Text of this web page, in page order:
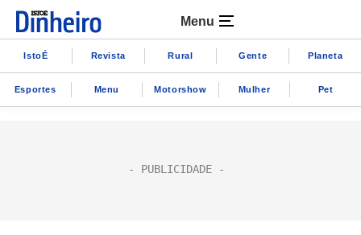
Menu
IstoÉ Revista Rural Gente Planeta
Esportes Menu Motorshow Mulher Pet